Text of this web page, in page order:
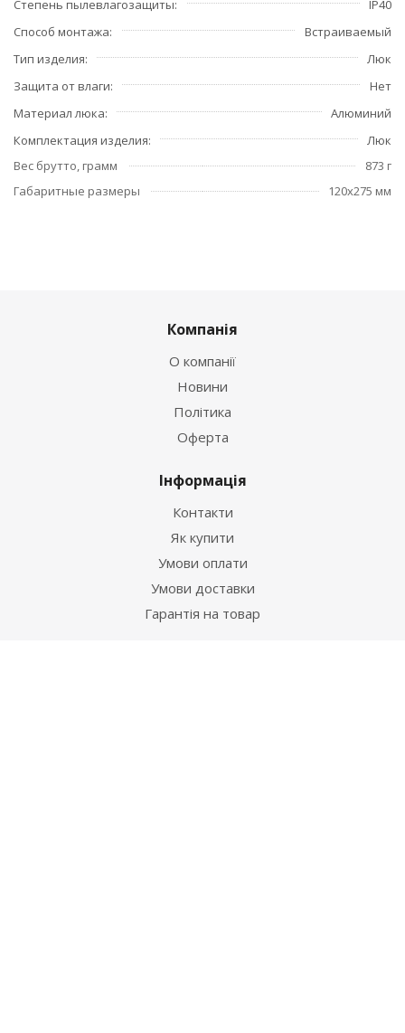
Степень пылевлагозащиты
IP40
Способ монтажа
Встраиваемый
Тип изделия
Люк
Защита от влаги
Нет
Материал люка
Алюминий
Комплектация изделия
Люк
Вес брутто, грамм
873 г
Габаритные размеры
120x275 мм
Компанія
О компанії
Новини
Політика
Оферта
Інформація
Контакти
Як купити
Умови оплати
Умови доставки
Гарантія на товар